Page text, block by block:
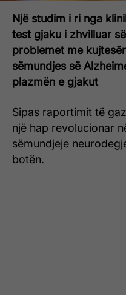
Një studim i ri nga
test gjaku i zhvilluar
problemet me
sëmundjes së
plazmën e gjakut
Sipas raportimit të
një hap revolucionar
sëmundjeje
botën.